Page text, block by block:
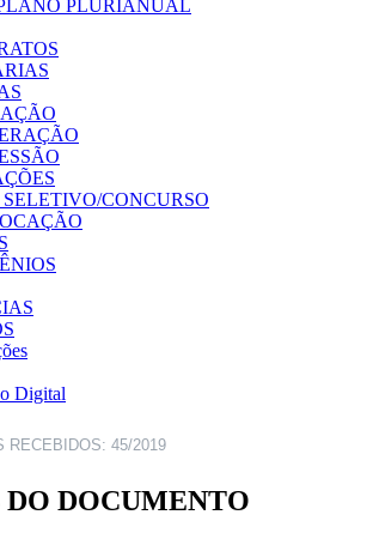
PLURIANUAL
SELETIVO/CONCURSO
Digital
RECEBIDOS: 45/2019
DOCUMENTO